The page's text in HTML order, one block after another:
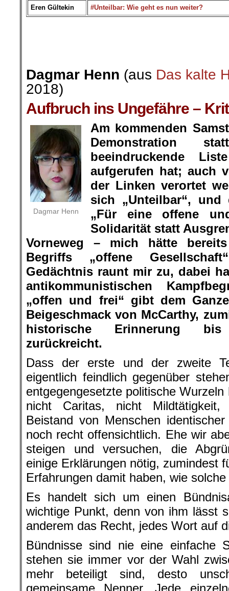
Eren Gültekin #Unteilbar: Wie geht es nun weiter?
Dagmar Henn (aus Das kalte
2018)
Aufbruch ins Ungefähre –
Dagmar Henn
Am kommenden
Demonstration
beeindruckende
aufgerufen hat; auch
der Linken verortet
sich „Unteilbar“,
„Für eine offene
Solidarität statt
Vorneweg – mich hätte
Begriffs „offene
Gedächtnis raunt mir zu, dabei
antikommunistischen
„offen und frei“ gibt dem
Beigeschmack von McCarthy,
historische Erinnerung
zurückreicht.
Dass der erste und der zweite
eigentlich feindlich gegenüber
entgegengesetzte politische
nicht Caritas, nicht Mildtätigkeit,
Beistand von Menschen
noch recht offensichtlich. Ehe wir
steigen und versuchen, die
einige Erklärungen nötig, zumindest
Erfahrungen damit haben, wie
Es handelt sich um einen
wichtige Punkt, denn von ihm lässt
anderem das Recht, jedes Wort auf
Bündnisse sind nie eine einfache
stehen sie immer vor der Wahl
mehr beteiligt sind, desto
gemeinsame Nenner. Jede